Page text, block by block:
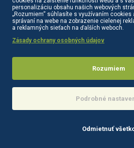
personalizáciu obsahu našich webových
„Rozumiem“ súhlasíte s využívaním cookies
správaní na webe na zobrazenie cielenej
a reklamných sieťach na ďalších weboch.
Zásady ochrany osobných údajov
Rozumiem
Podrobné
Odmietnuť